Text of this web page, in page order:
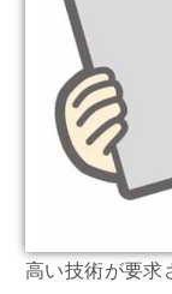
高い技術が要求